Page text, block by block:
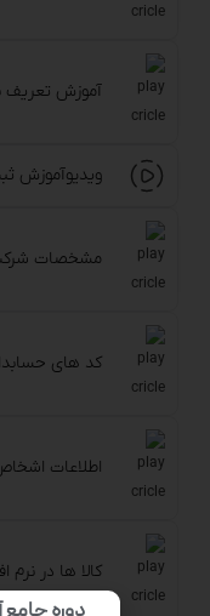
آموزش تعریف
ویدیوآموزش
مشخصات شرکت
کد های
اطلاعات
کالا ها در نرم